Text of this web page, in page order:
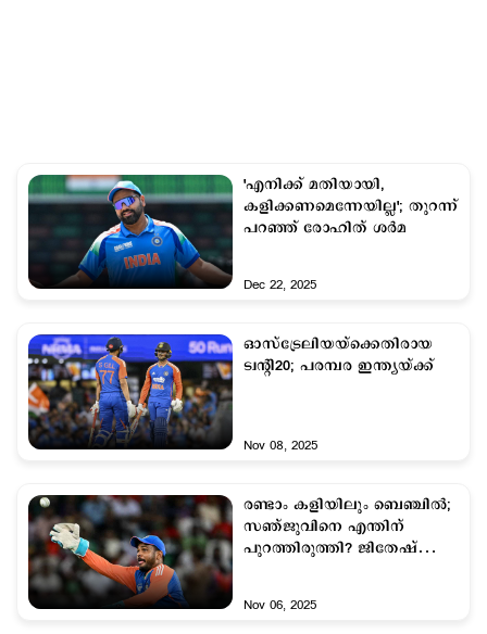
'എനിക്ക് മതിയായി,
കളിക്കണമെന്നേയില്ല'; തുറന്ന്
പറഞ്ഞ് രോഹിത് ശര്‍മ
Dec 22, 2025
ഓസ്ട്രേലിയയ്ക്കെതിരായ
ട്വന്‍റി20; പരമ്പര ഇന്ത്യയ്ക്ക്
Nov 08, 2025
രണ്ടാം കളിയിലും ബെഞ്ചില്‍;
സഞ്ജുവിനെ എന്തിന്
പുറത്തിരുത്തി? ജിതേഷ്
Nov 06, 2025